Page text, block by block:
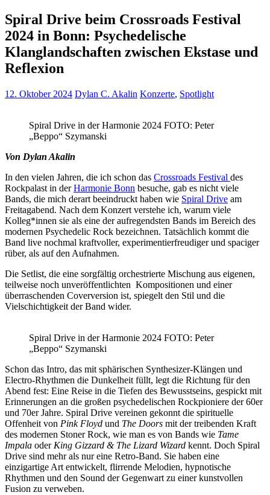
Spiral Drive beim Crossroads Festival
2024 in Bonn: Psychedelische
Klanglandschaften zwischen Ekstase und
Reflexion
12. Oktober 2024 Dylan C. Akalin Konzerte, Spotlight
Spiral Drive in der Harmonie 2024 FOTO: Peter
„Beppo“ Szymanski
Von Dylan Akalin
In den vielen Jahren, die ich schon das Crossroads Festival des
Rockpalast in derHarmonie Bonn besuche, gab es nicht viele
Bands, die mich derart beeindruckt haben wie Spiral Drive am
Freitagabend. Nach dem Konzert verstehe ich, warum viele
Kolleg*innen sie als eine der aufregendsten Bands im Bereich des
modernen Psychedelic Rock bezeichnen. Tatsächlich kommt die
Band live nochmal kraftvoller, experimentierfreudiger und spaciger
rüber, als auf den Aufnahmen.
Die Setlist, die eine sorgfältig orchestrierte Mischung aus eigenen,
teilweise noch unveröffentlichten Kompositionen und einer
überraschenden Coverversion ist, spiegelt den Stil und die
Vielschichtigkeit der Band wider.
Spiral Drive in der Harmonie 2024 FOTO: Peter
„Beppo“ Szymanski
Schon das Intro, das mit sphärischen Synthesizer-Klängen und
Electro-Rhythmen die Dunkelheit füllt, legt die Richtung für den
Abend fest: Eine Reise in die Tiefen des Bewusstseins, gespickt mit
Erinnerungen an die großen psychedelischen Rockpioniere der 60er
und 70er Jahre. Spiral Drive vereinen gekonnt die spirituelle
Offenheit von Pink Floyd und The Doors mit der treibenden Kraft
des modernen Stoner Rock, wie man es von Bands wie Tame
Impala oder King Gizzard & The Lizard Wizard kennt. Doch Spiral
Drive sind mehr als nur eine Retro-Band. Sie haben eine
einzigartige Art entwickelt, flirrende Melodien, hypnotische
Rhythmen und den Sound der Gegenwart zu einer kunstvollen
Fusion zu verweben.